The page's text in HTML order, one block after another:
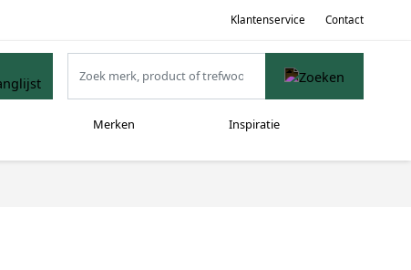
Klantenservice Contact
Merken Inspiratie